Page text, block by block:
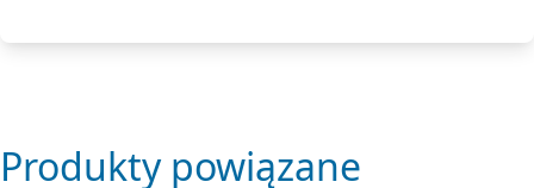
Produkty powiązane